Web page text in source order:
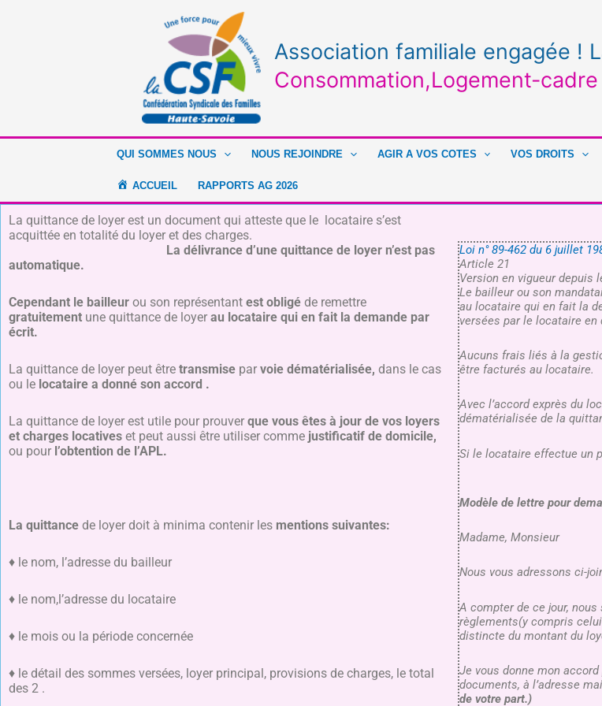
Association familiale engagée !
Consommation,Logement-
QUI SOMMES NOUS NOUS REJOINDRE AGIR A VOS COTES VOS DROITS
ACCUEIL RAPPORTS AG 2026
La quittance de loyer est un document qui atteste que le locataire s’est
acquittée en totalité du loyer et des charges.
La délivrance d’une quittance de loyer n’est pas
automatique.
Cependant le bailleur ou son représentant est obligé de remettre
gratuitement une quittance de loyer au locataire qui en fait la demande par
écrit.
La quittance de loyer peut être transmise par voie dématérialisée, dans le cas
ou le locataire a donné son accord .
La quittance de loyer est utile pour prouver que vous êtes à jour de vos loyers
et charges locatives et peut aussi être utiliser comme justificatif de domicile,
ou pour l’obtention de l’APL.
La quittance de loyer doit à minima contenir les mentions suivantes:
♦ le nom, l’adresse du bailleur
♦ le nom,l’adresse du locataire
♦ le mois ou la période concernée
♦ le détail des sommes versées, loyer principal, provisions de charges, le total
des 2 .
Loi n° 89-462 du 6 juillet
Article 21
Version en vigueur depuis
Le bailleur ou son
au locataire qui en fait la
versées par le locataire
Aucuns frais liés à la
être facturés au locataire.
Avec l’accord exprès du
dématérialisée de la
Si le locataire effectue un
Modèle de lettre pour
Madame, Monsieur
Nous vous adressons ci-
A compter de ce jour,
règlements(y compris
distincte du montant du
Je vous donne mon
documents, à l’adresse
de votre part.)